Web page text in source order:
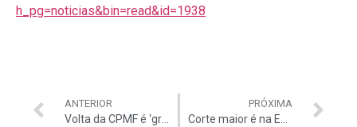
h_pg=noticias&bin=read&id=1938
ANTERIOR PRÓXIMA